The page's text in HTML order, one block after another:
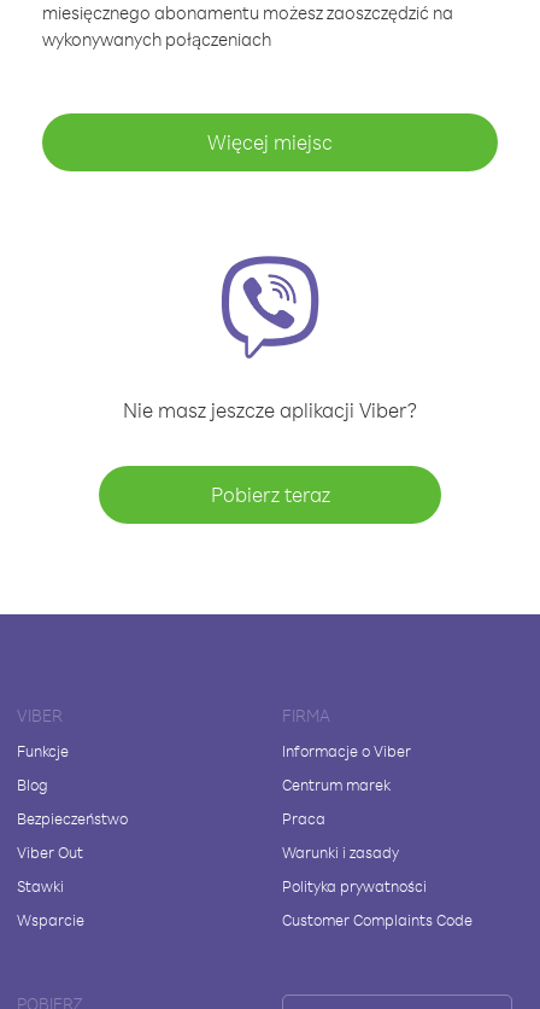
miesięcznego abonamentu możesz zaoszczędzić na
wykonywanych połączeniach
Więcej miejsc
Nie masz jeszcze aplikacji Viber?
Pobierz teraz
VIBER
Funkcje
Blog
Bezpieczeństwo
Viber Out
Stawki
Wsparcie
FIRMA
Informacje o Viber
Centrum marek
Praca
Warunki i zasady
Polityka prywatności
Customer Complaints Code
POBIERZ